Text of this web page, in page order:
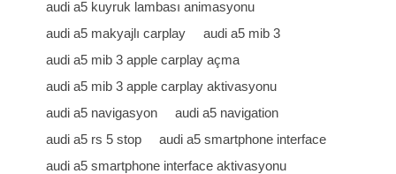
audi a5 kuyruk lambası animasyonu
audi a5 makyajlı carplay
audi a5 mib 3
audi a5 mib 3 apple carplay açma
audi a5 mib 3 apple carplay aktivasyonu
audi a5 navigasyon
audi a5 navigation
audi a5 rs 5 stop
audi a5 smartphone interface
audi a5 smartphone interface aktivasyonu